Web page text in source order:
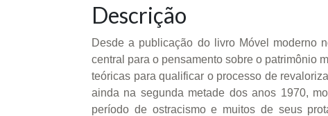
Descrição
Desde a publicação do livro Móvel moderno
central para o pensamento sobre o patrimônio
teóricas para qualificar o processo de
ainda na segunda metade dos anos 1970,
período de ostracismo e muitos de seus